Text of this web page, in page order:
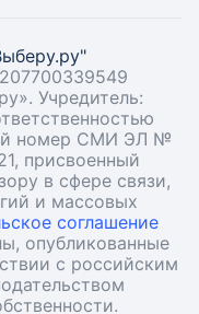
Учредитель:
номер СМИ ЭЛ №
присвоенный
в сфере связи,
и массовых
соглашение
опубликованные
с российским